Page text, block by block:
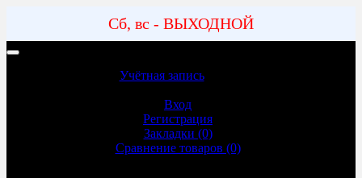
Сб, вс - ВЫХОДНОЙ
Учётная запись
Вход
Регистрация
Закладки (0)
Сравнение товаров (0)